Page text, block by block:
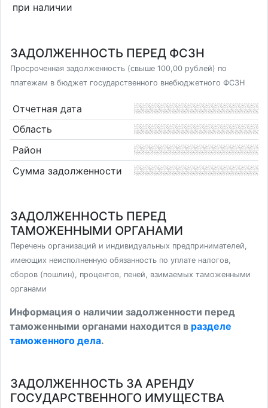
при наличии
ЗАДОЛЖЕННОСТЬ ПЕРЕД ФСЗН
Просроченная задолженность (свыше 100,00 рублей) по
платежам в бюджет государственного внебюджетного ФСЗН
Отчетная дата
Область
Район
Сумма задолженности
ЗАДОЛЖЕННОСТЬ ПЕРЕД
ТАМОЖЕННЫМИ ОРГАНАМИ
Перечень организаций и индивидуальных предпринимателей,
имеющих неисполненную обязанность по уплате налогов,
сборов (пошлин), процентов, пеней, взимаемых таможенными
органами
Информация о наличии задолженности перед
таможенными органами находится в разделе
таможенного дела.
ЗАДОЛЖЕННОСТЬ ЗА АРЕНДУ
ГОСУДАРСТВЕННОГО ИМУЩЕСТВА